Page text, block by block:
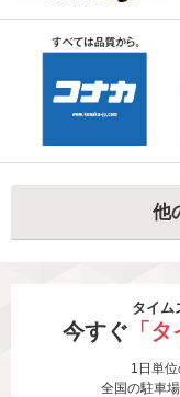
他
タイム
今すぐ 「
1日単
全国の駐車